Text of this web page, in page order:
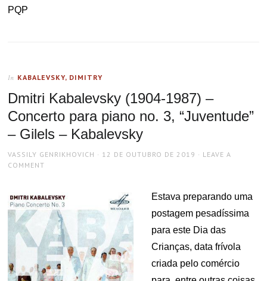
PQP
In KABALEVSKY, DIMITRY
Dmitri Kabalevsky (1904-1987) –
Concerto para piano no. 3, “Juventude”
– Gilels – Kabalevsky
AUTHOR
VASSILY GENRIKHOVICH
POSTED
12 DE OUTUBRO DE 2019
LEAVE A
COMMENT
Estava preparando uma
postagem pesadíssima
para este Dia das
Crianças, data frívola
criada pelo comércio